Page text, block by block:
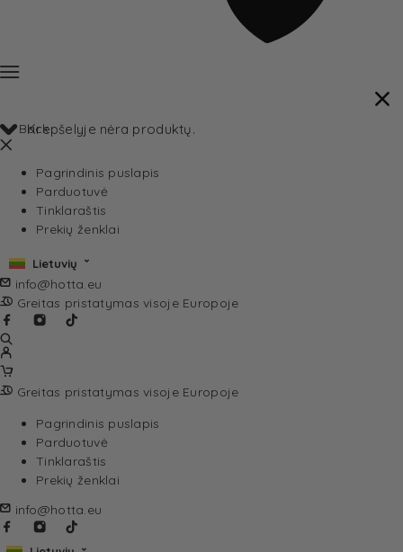
Krepšelyje nėra produktų.
Back
Pagrindinis puslapis
Parduotuvė
Tinklaraštis
Prekių ženklai
Lietuvių
info@hotta.eu
Greitas pristatymas visoje Europoje
Greitas pristatymas visoje Europoje
Pagrindinis puslapis
Parduotuvė
Tinklaraštis
Prekių ženklai
info@hotta.eu